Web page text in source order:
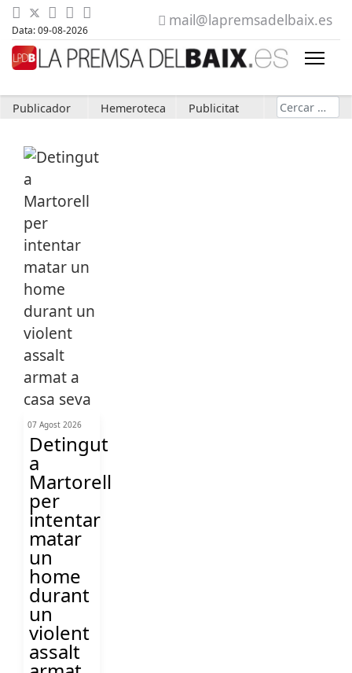
Data: 09-08-2026
mail@lapremsadelbaix.es
Publicador Hemeroteca Publicitat Cerca
07 Agost 2026
Detingut
a
Martorell
per
intentar
matar
un
home
durant
un
violent
assalt